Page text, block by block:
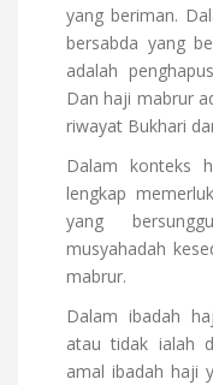
yang beriman.
bersabda yang
adalah
Dan haji mabrur
riwayat Bukhari
Dalam konteks
lengkap
yang
musyahadah
mabrur.
Dalam ibadah
atau tidak ialah
amal ibadah haji